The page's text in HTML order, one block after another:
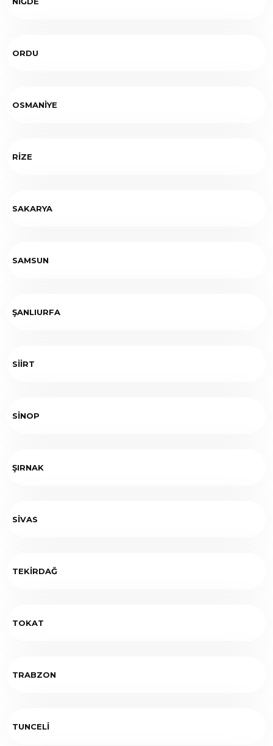
ORDU
OSMANİYE
RİZE
SAKARYA
SAMSUN
ŞANLIURFA
SİİRT
SİNOP
ŞIRNAK
SİVAS
TEKİRDAĞ
TOKAT
TRABZON
TUNCELİ